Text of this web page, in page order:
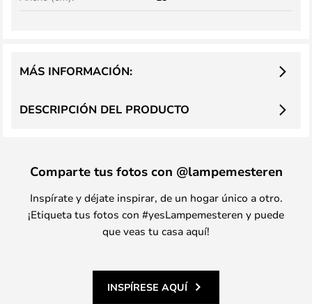
DESCRIPCIÓN DEL PRODUCTO
MÁS INFORMACIÓN:
Comparte tus fotos con @lampemesteren
Inspírate y déjate inspirar, de un hogar único a otro.
¡Etiqueta tus fotos con #yesLampemesteren y puede
que veas tu casa aquí!
INSPÍRESE AQUÍ